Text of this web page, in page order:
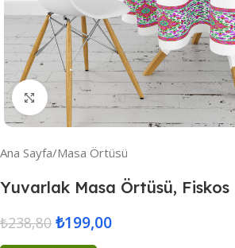
Resmi Büyüt
Ana Sayfa/Masa Örtüsü
Yuvarlak Masa Örtüsü, Fiskos
₺238,80 ₺199,00